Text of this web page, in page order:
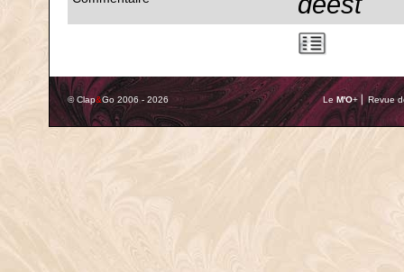
© Clap&Go 2006 - 2026 Le M'O+ ⎢ Revue